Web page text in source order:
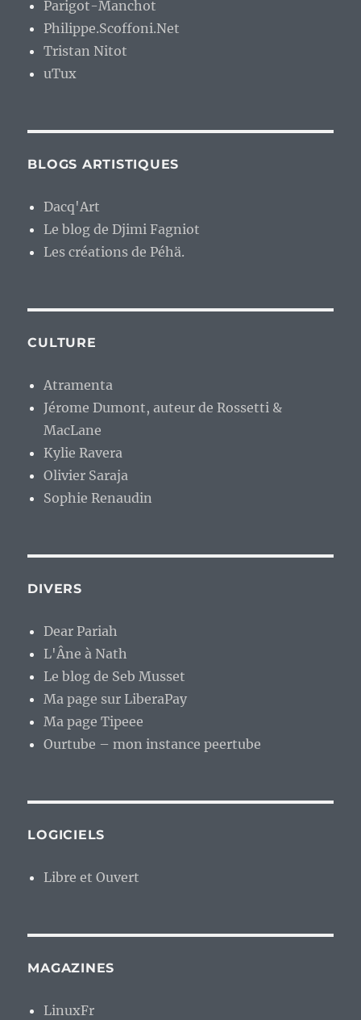
Parigot-Manchot
Philippe.Scoffoni.Net
Tristan Nitot
uTux
BLOGS ARTISTIQUES
Dacq'Art
Le blog de Djimi Fagniot
Les créations de Péhä.
CULTURE
Atramenta
Jérome Dumont, auteur de Rossetti &
MacLane
Kylie Ravera
Olivier Saraja
Sophie Renaudin
DIVERS
Dear Pariah
L'Âne à Nath
Le blog de Seb Musset
Ma page sur LiberaPay
Ma page Tipeee
Ourtube – mon instance peertube
LOGICIELS
Libre et Ouvert
MAGAZINES
LinuxFr